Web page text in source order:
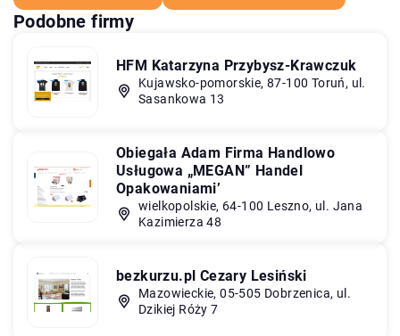
Podobne firmy
HFM Katarzyna Przybysz-Krawczuk
Kujawsko-pomorskie, 87-100 Toruń, ul.
Sasankowa 13
Obiegała Adam Firma Handlowo
Usługowa „MEGAN” Handel
Opakowaniami’
wielkopolskie, 64-100 Leszno, ul. Jana
Kazimierza 48
bezkurzu.pl Cezary Lesiński
Mazowieckie, 05-505 Dobrzenica, ul.
Dzikiej Róży 7